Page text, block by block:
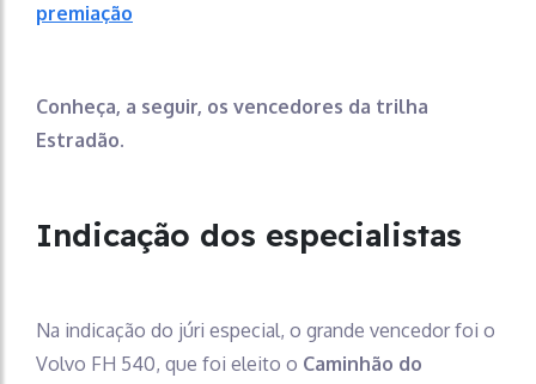
premiação
Conheça, a seguir, os vencedores da trilha
Estradão.
Indicação dos especialistas
Na indicação do júri especial, o grande vencedor foi o
Volvo FH 540, que foi eleito o Caminhão do